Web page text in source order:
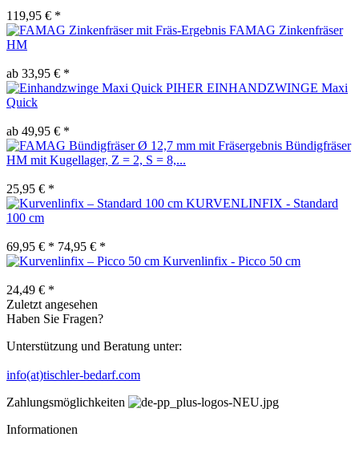
119,95 € *
FAMAG Zinkenfräser
HM
ab 33,95 € *
PIHER EINHANDZWINGE Maxi
Quick
ab 49,95 € *
Bündigfräser
HM mit Kugellager, Z = 2, S = 8,...
25,95 € *
KURVENLINFIX - Standard
100 cm
69,95 € * 74,95 € *
Kurvenlinfix - Picco 50 cm
24,49 € *
Zuletzt angesehen
Haben Sie Fragen?
Unterstützung und Beratung unter:
info(at)tischler-bedarf.com
Zahlungsmöglichkeiten
Informationen